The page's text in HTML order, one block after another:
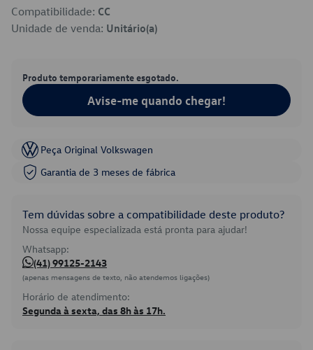
Compatibilidade: CC
Unidade de venda: Unitário(a)
Produto temporariamente esgotado.
Avise-me quando chegar!
Peça Original Volkswagen
Garantia de 3 meses de fábrica
Tem dúvidas sobre a compatibilidade deste produto?
Nossa equipe especializada está pronta para ajudar!
Whatsapp:
(41) 99125-2143
(apenas mensagens de texto, não atendemos ligações)
Horário de atendimento:
Segunda à sexta, das 8h às 17h.